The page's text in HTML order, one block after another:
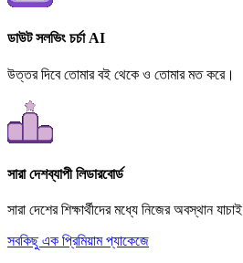
ডাউট সলভিং চর্চা AI
উত্তর দিবে তোমার বই থেকে ও তোমার মত করে।
সারা দেশব্যাপী লিডারবোর্ড
সারা দেশের শিক্ষার্থীদের মধ্যে নিজের অবস্থান যাচাই
সবকিছু এক প্রিমিয়াম প্যাকেজে